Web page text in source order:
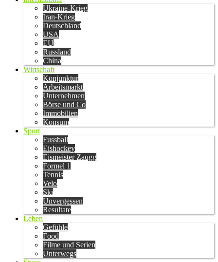
Ukraine-Krieg
Iran-Krieg
Deutschland
USA
EU
Russland
China
Wirtschaft
Konjunktur
Arbeitsmarkt
Unternehmen
Börse und Co
Immobilien
Konsum
Sport
Fussball
Eishockey
Eismeister Zaugg
Formel 1
Tennis
Velo
Ski
Unvergessen
Resultate
Leben
Gefühle
Food
Filme und Serien
Unterwegs